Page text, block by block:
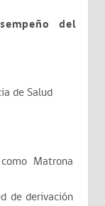
del
de Salud
Matrona
de derivación